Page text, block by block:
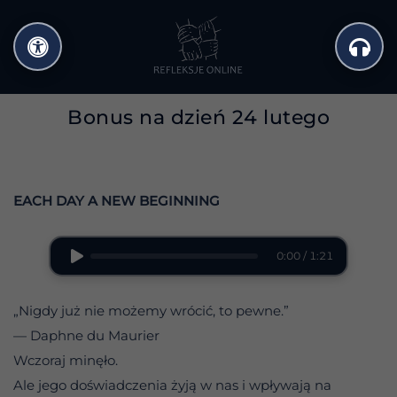
do
treści
Bonus na dzień 24 lutego
EACH DAY A NEW BEGINNING
0:00 / 1:21
„Nigdy już nie możemy wrócić, to pewne.”
— Daphne du Maurier
Wczoraj minęło.
Ale jego doświadczenia żyją w nas i wpływają na